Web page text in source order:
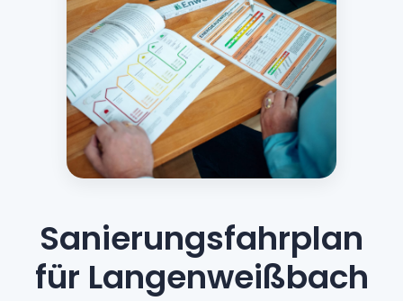
Sanierungsfahrplan
für Langenweißbach